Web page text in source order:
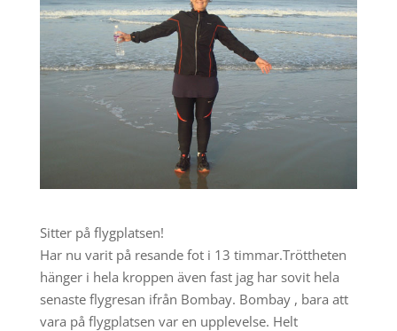
Sitter på flygplatsen!
Har nu varit på resande fot i 13 timmar.Tröttheten
hänger i hela kroppen även fast jag har sovit hela
senaste flygresan ifrån Bombay. Bombay , bara att
vara på flygplatsen var en upplevelse. Helt